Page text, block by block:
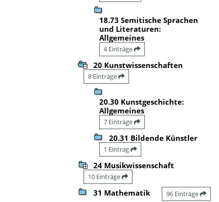
18.73 Semitische Sprachen
und Literaturen:
Allgemeines
4 Einträge
20 Kunstwissenschaften
8 Einträge
20.30 Kunstgeschichte:
Allgemeines
7 Einträge
20.31 Bildende Künstler
1 Eintrag
24 Musikwissenschaft
10 Einträge
31 Mathematik 96 Einträge